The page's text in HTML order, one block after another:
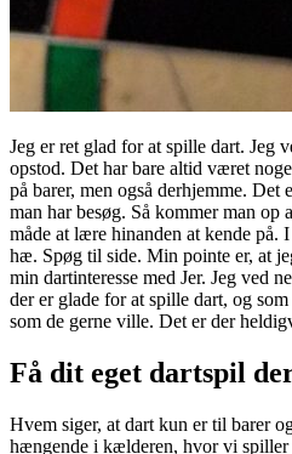
Jeg er ret glad for at spille dart. Jeg
opstod. Det har bare altid været
på barer, men også derhjemme. Det
man har besøg. Så kommer man op
måde at lære hinanden at kende på.
hæ. Spøg til side. Min pointe er, at
min dartinteresse med Jer. Jeg ved
der er glade for at spille dart, og
som de gerne ville. Det er der
Få dit eget dartspil
Hvem siger, at dart kun er til barer
hængende i kælderen, hvor vi